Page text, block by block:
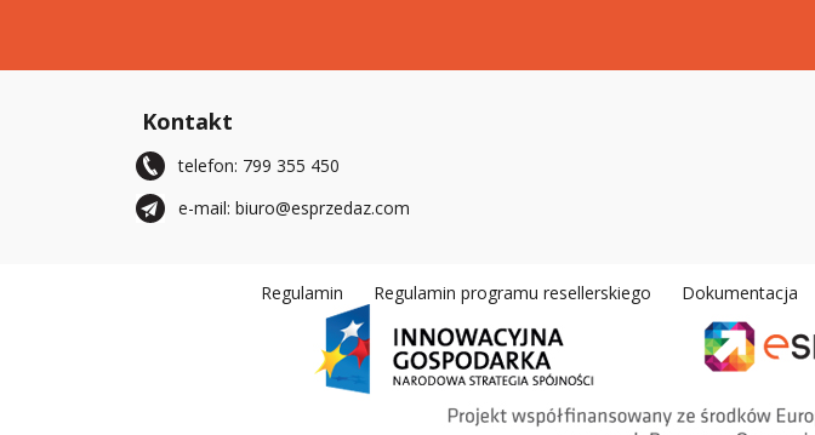
Kontakt
telefon: 799 355 450
e-mail: biuro@esprzedaz.com
Regulamin Regulamin programu resellerskiego Dokumentacja